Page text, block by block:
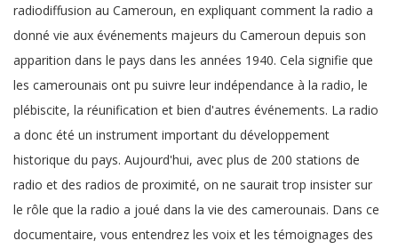
radiodiffusion au Cameroun, en expliquant comment la radio a
donné vie aux événements majeurs du Cameroun depuis son
apparition dans le pays dans les années 1940. Cela signifie que
les camerounais ont pu suivre leur indépendance à la radio, le
plébiscite, la réunification et bien d'autres événements. La radio
a donc été un instrument important du développement
historique du pays. Aujourd'hui, avec plus de 200 stations de
radio et des radios de proximité, on ne saurait trop insister sur
le rôle que la radio a joué dans la vie des camerounais. Dans ce
documentaire, vous entendrez les voix et les témoignages des